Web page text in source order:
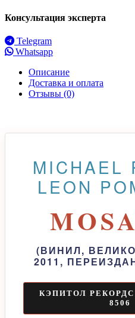
Консультация эксперта
Telegram
Whatsapp
Описание
Доставка и оплата
Отзывы (0)
MICHAEL
LEON
(ВИНИЛ,
2011,
КЭПИТОЛ РЕКОРДС
8506